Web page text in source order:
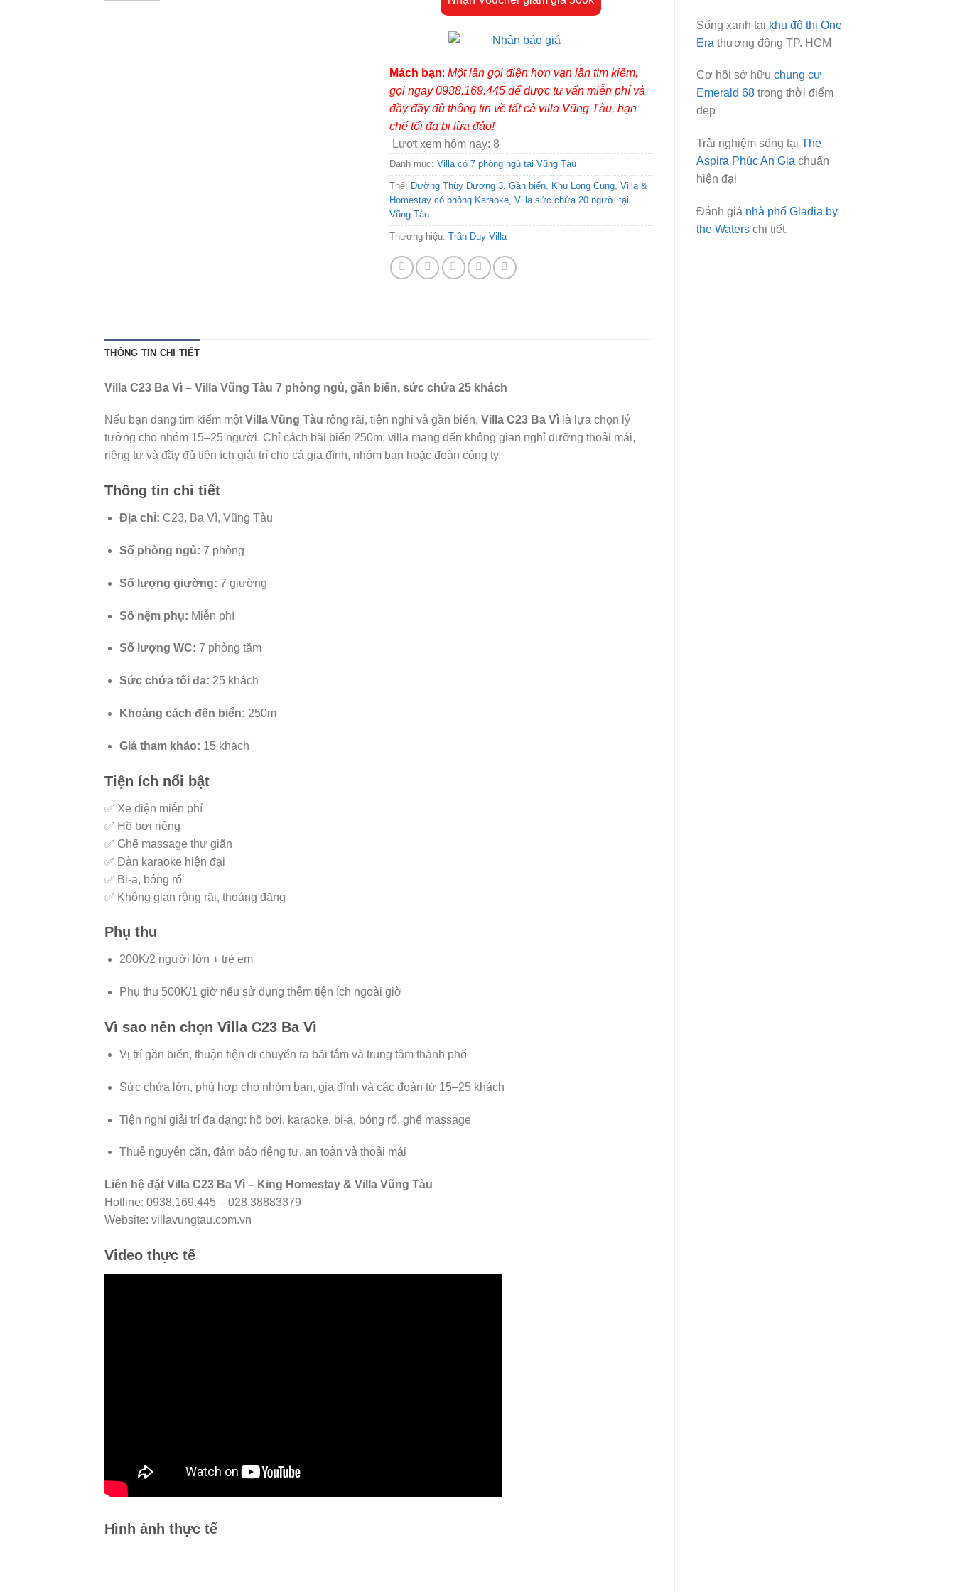
Sống xanh tại khu đô thị One
Era thượng đông TP. HCM
Cơ hội sở hữu chung cư
Emerald 68trong thời điểm
đẹp
Trải nghiệm sống tại The
Aspira Phúc An Gia chuẩn
hiện đại
Đánh giá nhà phố Gladia by
the Waterschi tiết.
Mách bạn: Một lần gọi điện hơn vạn lần tìm kiếm,
gọi ngay 0938.169.445 để được tư vấn miễn phí và
đầy đầy đủ thông tin về tất cả villa Vũng Tàu, hạn
chế tối đa bị lừa đảo!
Lượt xem hôm nay: 8
Danh mục: Villa có 7 phòng ngủ tại Vũng Tàu
Thẻ: Đường Thùy Dương 3, Gần biển, Khu Long Cung, Villa &
Homestay có phòng Karaoke, Villa sức chứa 20 người tại
Vũng Tàu
Thương hiệu: Trần Duy Villa
THÔNG TIN CHI TIẾT
Villa C23 Ba Vì – Villa Vũng Tàu 7 phòng ngủ, gần biển, sức chứa 25 khách
Nếu bạn đang tìm kiếm mộtVilla Vũng Tàu rộng rãi, tiện nghi và gần biển, Villa C23 Ba Vì là lựa chọn lý
tưởng cho nhóm 15–25 người. Chỉ cách bãi biển 250m, villa mang đến không gian nghỉ dưỡng thoải mái,
riêng tư và đầy đủ tiện ích giải trí cho cả gia đình, nhóm bạn hoặc đoàn công ty.
Thông tin chi tiết
Địa chỉ: C23, Ba Vì, Vũng Tàu
Số phòng ngủ: 7 phòng
Số lượng giường: 7 giường
Số nệm phụ: Miễn phí
Số lượng WC: 7 phòng tắm
Sức chứa tối đa: 25 khách
Khoảng cách đến biển: 250m
Giá tham khảo: 15 khách
Tiện ích nổi bật
✅ Xe điện miễn phí
✅ Hồ bơi riêng
✅ Ghế massage thư giãn
✅ Dàn karaoke hiện đại
✅ Bi-a, bóng rổ
✅ Không gian rộng rãi, thoáng đãng
Phụ thu
200K/2 người lớn + trẻ em
Phụ thu 500K/1 giờ nếu sử dụng thêm tiện ích ngoài giờ
Vì sao nên chọn Villa C23 Ba Vì
Vị trí gần biển, thuận tiện di chuyển ra bãi tắm và trung tâm thành phố
Sức chứa lớn, phù hợp cho nhóm bạn, gia đình và các đoàn từ 15–25 khách
Tiện nghi giải trí đa dạng: hồ bơi, karaoke, bi-a, bóng rổ, ghế massage
Thuê nguyên căn, đảm bảo riêng tư, an toàn và thoải mái
Liên hệ đặt Villa C23 Ba Vì – King Homestay & Villa Vũng Tàu
Hotline: 0938.169.445 – 028.38883379
Website: villavungtau.com.vn
Video thực tế
Hình ảnh thực tế